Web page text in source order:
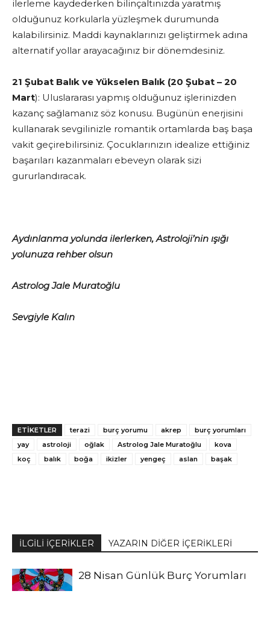
ilerleme kaydederken bilinçaltınızda yaratmış
olduğunuz korkularla yüzleşmek durumunda
kalabilirsiniz. Maddi kaynaklarınızı geliştirmek adına
alternatif yollar arayacağınız bir dönemdesiniz.
21 Şubat Balık ve Yükselen Balık (20 Şubat – 20
Mart): Uluslararası yapmış olduğunuz işlerinizden
kazanç sağlamanız söz konusu. Bugünün enerjisini
kullanarak sevgilinizle romantik ortamlarda baş başa
vakit geçirebilirsiniz. Çocuklarınızın idealize ettiğiniz
başarıları kazanmaları ebeveyn olarak sizi
gururlandıracak.
Aydınlanma yolunda ilerlerken, Astroloji’nin ışığı
yolunuza rehber olsun
Astrolog Jale Muratoğlu
Sevgiyle Kalın
ETİKETLER terazi burç yorumu akrep
burç yorumları
yay
astroloji oğlak Astrolog Jale Muratoğlu
kova
koç
balık boğa ikizler yengeç aslan başak
İLGİLİ İÇERİKLER YAZARIN DİĞER İÇERİKLERİ
28 Nisan Günlük Burç Yorumları